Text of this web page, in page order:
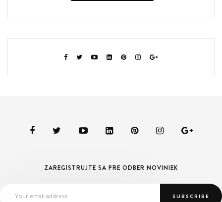
ZAREGISTRUJTE SA PRE ODBER NOVINIEK